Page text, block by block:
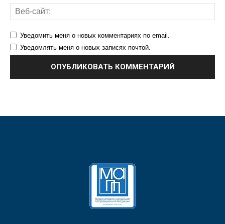
Уведомить меня о новых комментариях по email.
Уведомлять меня о новых записях почтой.